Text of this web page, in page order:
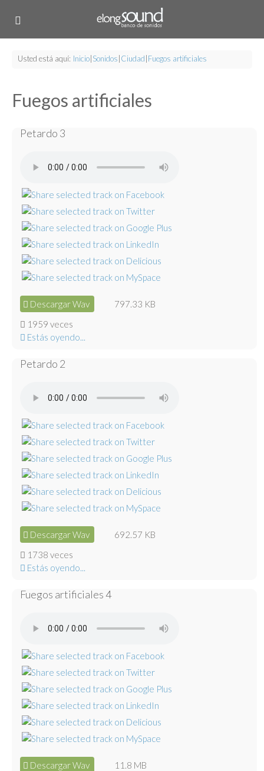
Usted está aquí: Inicio Sonidos Ciudad Fuegos artificiales
Fuegos artificiales
Petardo 3
Descargar Wav
797.33 KB
1959 veces
Estás oyendo...
Petardo 2
Descargar Wav
692.57 KB
1738 veces
Estás oyendo...
Fuegos artificiales 4
Descargar Wav
11.8 MB